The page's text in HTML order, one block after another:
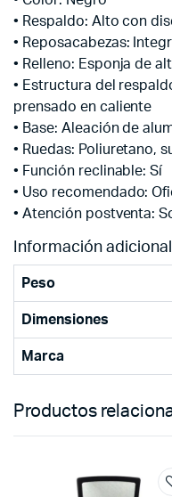
• Respaldo: Alto con
• Reposacabezas:
• Relleno: Esponja de
• Estructura del
prensado en caliente
• Base: Aleación de
• Ruedas: Poliuretano,
• Función reclinable: Sí
• Uso recomendado:
• Atención postventa:
Información adicional
Peso
Dimensiones
Marca
Productos